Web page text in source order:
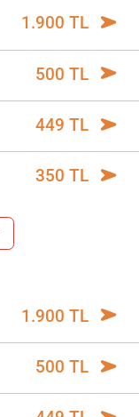
1.900 TL
500 TL
449 TL
350 TL
1.900 TL
500 TL